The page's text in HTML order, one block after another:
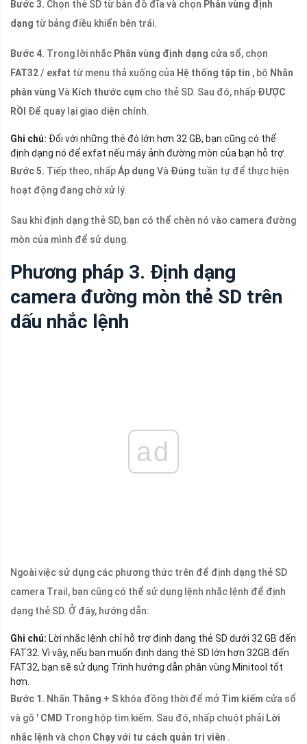
Bước 3. Chọn thẻ SD từ bản đồ đĩa và chọn Phân vùng định
dạng từ bảng điều khiển bên trái.
Bước 4. Trong lời nhắc Phân vùng định dạng cửa sổ, chọn
FAT32/ exfat từ menu thả xuống của Hệ thống tập tin , bộ Nhãn
phân vùng Và Kích thước cụm cho thẻ SD. Sau đó, nhấp ĐƯỢC
RỒI Để quay lại giao diện chính.
Ghi chú: Đối với những thẻ đó lớn hơn 32 GB, bạn cũng có thể
định dạng nó để exfat nếu máy ảnh đường mòn của bạn hỗ trợ.
Bước 5. Tiếp theo, nhấpÁp dụng Và Đúng tuần tự để thực hiện
hoạt động đang chờ xử lý.
Sau khi định dạng thẻ SD, bạn có thể chèn nó vào camera đường
mòn của mình để sử dụng.
Phương pháp 3. Định dạng
camera đường mòn thẻ SD trên
dấu nhắc lệnh
ad
Ngoài việc sử dụng các phương thức trên để định dạng thẻ SD
camera Trail, bạn cũng có thể sử dụng lệnh nhắc lệnh để định
dạng thẻ SD. Ở đây, hướng dẫn:
Ghi chú: Lời nhắc lệnh chỉ hỗ trợ định dạng thẻ SD dưới 32 GB đến
FAT32. Vì vậy, nếu bạn muốn định dạng thẻ SD lớn hơn 32GB đến
FAT32, bạn sẽ sử dụng Trình hướng dẫn phân vùng Minitool tốt
hơn.
Bước 1. Nhấn Thắng + S khóa đồng thời để mở Tìm kiếm cửa sổ
và gõ ' CMD Trong hộp tìm kiếm. Sau đó, nhấp chuột phải Lời
nhắc lệnh và chọn Chạy với tư cách quản trị viên .